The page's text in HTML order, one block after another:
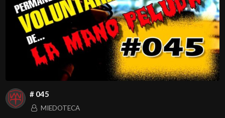
# 045
MIEDOTECA